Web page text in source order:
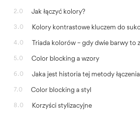
2.0 Jak łączyć kolory?
3.0 Kolory kontrastowe kluczem do
4.0 Triada kolorów – gdy dwie barwy to
5.0 Color blocking a wzory
6.0 Jaka jest historia tej metody
7.0 Color blocking a styl
8.0 Korzyści stylizacyjne